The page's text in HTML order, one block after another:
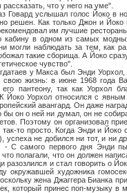
что у него на уме".
услышал голос Йоко в
решен. Как только Джон и
им лучшие
кабину в одном из самых
могли наблюдать за тем, как
такие сборища. А Йоко
чувство".
у Макса был Энди Уорхол,
жизнь: в июне 1968 года
пантеону, так как Уорхол
Йоко Уорхол относился с
авангард. Он даже
о ней ни думал, он не
Поэтому он организовал
то просто. Когда Энди и Йоко
не добился ни тот, и ни
- С самого первого дня Энди
полагали, что он должен
разозлился и стал говорить о
окружавшей художника
жена Джаггера Бианка
который принес поп-музыку в